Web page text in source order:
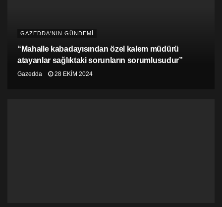
GAZEDDA'NIN GÜNDEMİ
“Mahalle kabadayısından özel kalem müdürü
atayanlar sağlıktaki sorunların sorumlusudur”
Gazedda 28 EKIM 2024